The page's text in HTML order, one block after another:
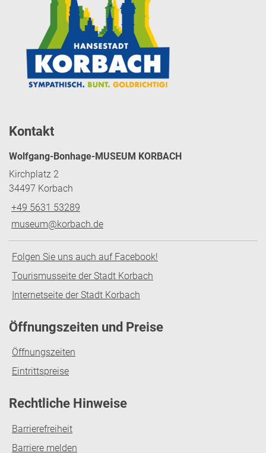
Kontakt
Wolfgang-Bonhage-MUSEUM KORBACH
Kirchplatz 2
34497 Korbach
+49 5631 53289
museum@korbach.de
Folgen Sie uns auch auf Facebook!
Tourismusseite der Stadt Korbach
Internetseite der Stadt Korbach
Öffnungszeiten und Preise
Öffnungszeiten
Eintrittspreise
Rechtliche Hinweise
Barrierefreiheit
Barriere melden